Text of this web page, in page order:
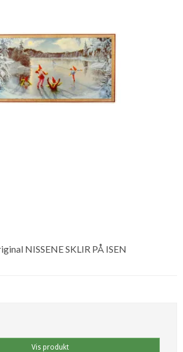
NISSENE SKLIR PÅ ISEN
Vis produkt